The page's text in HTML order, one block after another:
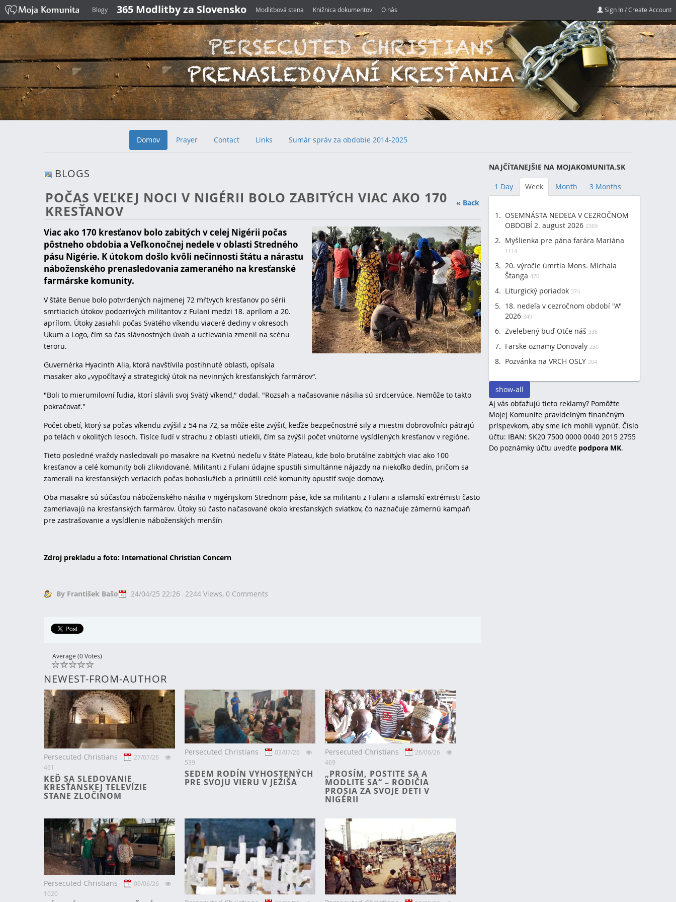
Blogy 365 Modlitby za Slovensko Modlitbová stena Knižnica dokumentov O nás Sign In / Create Account
Domov Prayer Contact Links Sumár správ za obdobie 2014-2025
BLOGS
« Back
POČAS VEĽKEJ NOCI V NIGÉRII BOLO ZABITÝCH VIAC AKO 170
KRESŤANOV
Viac ako 170 kresťanov bolo zabitých v celej Nigérii počas
pôstneho obdobia a Veľkonočnej nedele v oblasti Stredného
pásu Nigérie. K útokom došlo kvôli nečinnosti štátu a nárastu
náboženského prenasledovania zameraného na kresťanské
farmárske komunity.
V štáte Benue bolo potvrdených najmenej 72 mŕtvych kresťanov po sérii
smrtiacich útokov podozrivých militantov z Fulani medzi 18. aprílom a 20.
aprílom. Útoky zasiahli počas Svätého víkendu viaceré dediny v okresoch
Ukum a Logo, čím sa čas slávnostných úvah a uctievania zmenil na scénu
teroru.
Guvernérka Hyacinth Alia, ktorá navštívila postihnuté oblasti, opísala
masaker ako „vypočítavý a strategický útok na nevinných kresťanských farmárov“.
"Boli to mierumilovní ľudia, ktorí slávili svoj Svätý víkend," dodal. "Rozsah a načasovanie násilia sú srdcervúce. Nemôže to takto
pokračovať."
Počet obetí, ktorý sa počas víkendu zvýšil z 54 na 72, sa môže ešte zvýšiť, keďže bezpečnostné sily a miestni dobrovoľníci pátrajú
po telách v okolitých lesoch. Tisíce ľudí v strachu z oblasti utiekli, čím sa zvýšil počet vnútorne vysídlených kresťanov v regióne.
Tieto posledné vraždy nasledovali po masakre na Kvetnú nedeľu v štáte Plateau, kde bolo brutálne zabitých viac ako 100
kresťanov a celé komunity boli zlikvidované. Militanti z Fulani údajne spustili simultánne nájazdy na niekoľko dedín, pričom sa
zamerali na kresťanských veriacich počas bohoslužieb a prinútili celé komunity opustiť svoje domovy.
Oba masakre sú súčasťou náboženského násilia v nigérijskom Strednom páse, kde sa militanti z Fulani a islamskí extrémisti často
zameriavajú na kresťanských farmárov. Útoky sú často načasované okolo kresťanských sviatkov, čo naznačuje zámernú kampaň
pre zastrašovanie a vysídlenie náboženských menšín
Zdroj prekladu a foto: International Christian Concern
By František Bašo 24/04/25 22:26 2244 Views, 0 Comments
Average (0 Votes)
NEWEST-FROM-AUTHOR
Persecuted Christians
27/07/26
461
KEĎ SA SLEDOVANIE
KRESŤANSKEJ TELEVÍZIE
STANE ZLOČINOM
Persecuted Christians
03/07/26
539
SEDEM RODÍN VYHOSTENÝCH
PRE SVOJU VIERU V JEŽIŠA
Persecuted Christians
26/06/26
469
„PROSÍM, POSTITE SA A
MODLITE SA“ – RODIČIA
PROSIA ZA SVOJE DETI V
NIGÉRII
Persecuted Christians
09/06/26
1020
NAJČÍTANEJŠIE NA MOJAKOMUNITA.SK
1 Day Week Month 3 Months
OSEMNÁSTA NEDEĽA V CEZROČNOM
OBDOBÍ 2. august 2026 2369
Myšlienka pre pána farára Mariána
1114
20. výročie úmrtia Mons. Michala
Štanga 470
Liturgický poriadok 374
18. nedeľa v cezročnom období "A"
2026 349
Zvelebený buď Otče náš 338
Farske oznamy Donovaly 230
Pozvánka na VRCH OSLY 204
show-all
Aj vás obťažujú tieto reklamy? Pomôžte
Mojej Komunite pravidelným finančným
príspevkom, aby sme ich mohli vypnúť. Číslo
účtu: IBAN: SK20 7500 0000 0040 2015 2755
Do poznámky účtu uvedťe podpora MK.